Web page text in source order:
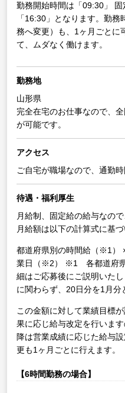
勤務開始時間は「09:30」
「16:30」となります。勤
務へ変更）も、1ヶ月ごとに
て、ムダなく働けます。
勤務地
山形県
完全在宅のお仕事なので、
が可能です。
アクセス
ご自宅が職場なので、通勤時
待遇・福利厚生
月給制、固定給の給与なの
月給額は以下の計算式に基づ
都道府県別の時間給（※1）
業日（※2）
※1 各都道府県
細はご応募後にご説明いた
に関わらず、20日分を1月分
この金額に対して業績目標
果に応じ給与改定を行いま
降は営業成績に応じた給与
更も1ヶ月ごとに行えます。
【6時間勤務の場合】